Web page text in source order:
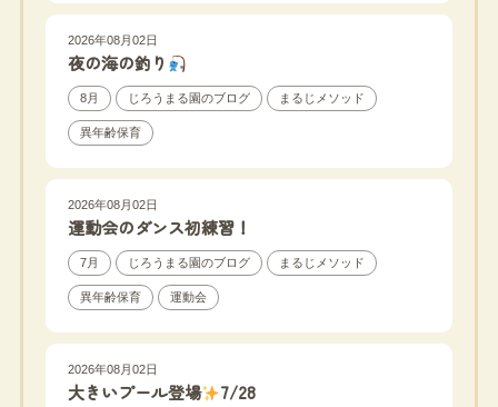
2026年08月02日
夜の海の釣り
8月 じろうまる園のブログ まるじメソッド
異年齢保育
2026年08月02日
運動会のダンス初練習！
7月 じろうまる園のブログ まるじメソッド
異年齢保育 運動会
2026年08月02日
大きいプール登場 7/28